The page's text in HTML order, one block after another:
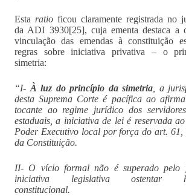
Esta ratioficou claramente registrada no
da ADI 3930[25], cuja ementa destaca a
vinculação das emendas à constituição
regras sobre iniciativa privativa – o
simetria:
“I- À luz do princípio da simetria , a
desta Suprema Corte é pacífica ao
tocante ao regime jurídico dos
estaduais, a iniciativa de lei é reservada
Poder Executivo local por força do art.
da Constituição.
II- O vício formal não é superado pelo
iniciativa legislativa ostentar
constitucional.